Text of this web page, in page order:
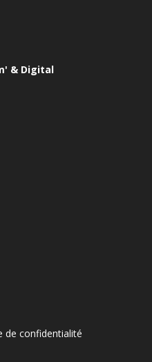
& Digital
de confidentialité